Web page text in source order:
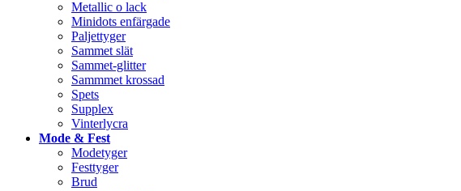
Metallic o lack
Minidots enfärgade
Paljettyger
Sammet slät
Sammet-glitter
Sammmet krossad
Spets
Supplex
Vinterlycra
Mode & Fest
Modetyger
Festtyger
Brud